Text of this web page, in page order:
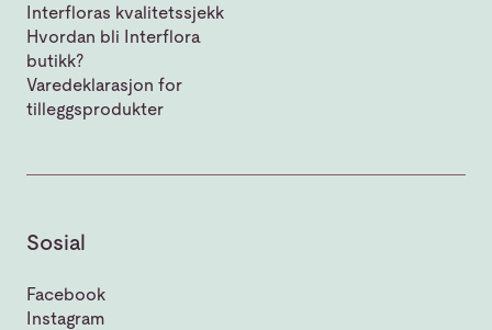
Interfloras kvalitetssjekk
Hvordan bli Interflora
butikk?
Varedeklarasjon for
tilleggsprodukter
Sosial
Facebook
Instagram